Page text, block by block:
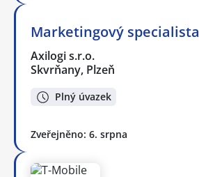
Marketingový specialista
Axilogi s.r.o.
Skvrňany, Plzeň
Plný úvazek
Zveřejněno: 6. srpna